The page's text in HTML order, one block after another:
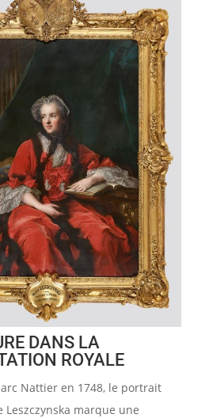
DANS LA
ROYALE
Nattier en 1748, le portrait
marque une